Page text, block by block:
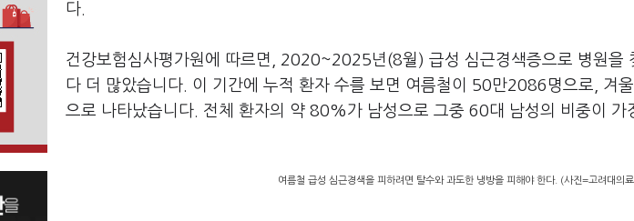
다.
건강보험심사평가원에 따르면, 2020~2025년(8월) 급성 심근경색증으로 병원을
다 더 많았습니다. 이 기간에 누적 환자 수를 보면 여름철이 50만2086명으로, 겨
으로 나타났습니다. 전체 환자의 약 80%가 남성으로 그중 60대 남성의 비중이 가
여름철 급성 심근경색을 피하려면 탈수와 과도한 냉방을 피해야 한다. (사진=고려대의